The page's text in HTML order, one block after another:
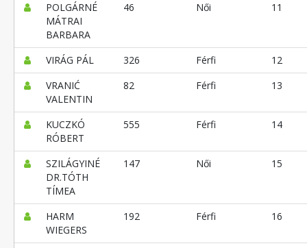
POLGÁRNÉ
MÁTRAI
BARBARA
46 Női 11
VIRÁG PÁL 326 Férfi
12
VRANIĆ
VALENTIN
82 Férfi 13
KUCZKÓ
RÓBERT
555 Férfi 14
SZILÁGYINÉ
DR.TÓTH
TÍMEA
147 Női 15
HARM
WIEGERS
192 Férfi 16